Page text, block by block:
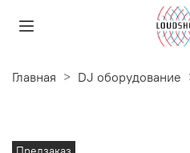
Главная DJ оборудование